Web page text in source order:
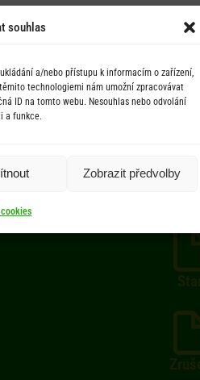
souhlas
a/nebo přístupu k informacím o zařízení,
technologiemi nám umožní zpracovávat
ID na tomto webu. Nesouhlas nebo odvolání
a funkce.
Zobrazit předvolby